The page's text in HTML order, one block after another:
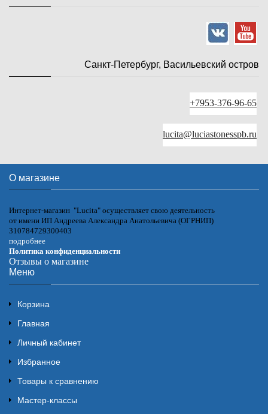
Санкт-Петербург, Васильевский остров
+7953-376-96-65
lucita@luciastonesspb.ru
О магазине
Интернет-магазин "Lucita" осуществляет свою деятельность
от имени ИП Андреева Александра Анатольевича (ОГРНИП)
310784729300403
подробнее
Политика конфиденциальности
Отзывы о магазине
Меню
Корзина
Главная
Личный кабинет
Избранное
Товары к сравнению
Мастер-классы